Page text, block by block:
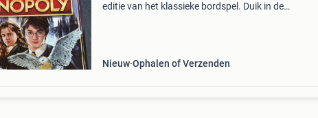
editie van het klassieke bordspel. Duik in de
Nieuw Ophalen of Verzenden